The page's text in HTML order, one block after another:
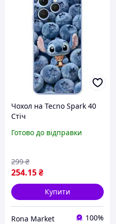
Чохол на Tecno Spark 40
Стіч
Готово до відправки
254.15₴
299 ₴
Купити
Rona Market 100%